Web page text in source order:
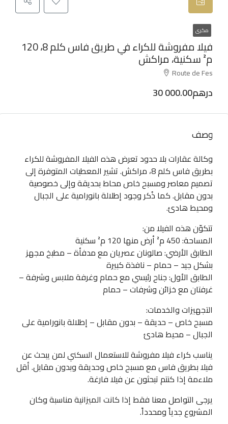
مكرى
فيلا مفروشة للكراء في طريق فاس كلم 8، 120
م² سكنية، مراكش
Route de Fes
30 000.00درهم
وصف
وكالة عقارات بلا حدود تعرض هذه الفيلا المفروشة للكراء
بطريق فاس كلم 8، مراكش. تشير المعطيات المتوفرة إلى
تصميم معاصر ومسبح خاص محاط بحديقة وإلى خصوصية
بدون مقابل. كما ذُكر وجود إطلالة بانورامية على الجبال
ومحيط هادئ.
تتكوّن هذه الفيلا من:
المساحة: 450 م² أرض منها 120 م² سكنية
الطابق الأرضي: صالونان عصريان مع مدفأة – مطبخ مجهز
بشكل جيد – حمام – نافذة كبيرة
الطابق الأول: جناح رئيسي مع حمام وغرفة ملابس وشرفة –
غرفتان مع خزائن وشرفات – حمام
التجهيزات والخدمات:
مسبح خاص – حديقة – بدون مقابل – إطلالة بانورامية على
الجبال – محيط هادئ
يناسب كراء فيلا مفروشة للاستعمال السكني لمن يبحث عن
فيلا بطريق فاس مع مسبح خاص وحديقة وبدون مقابل. أقل
ملاءمة إذا كنتم تبحثون عن فيلا فارغة.
يرجى التواصل معنا فقط إذا كانت الميزانية مناسبة وكان
المشروع جدياً ومحدداً.